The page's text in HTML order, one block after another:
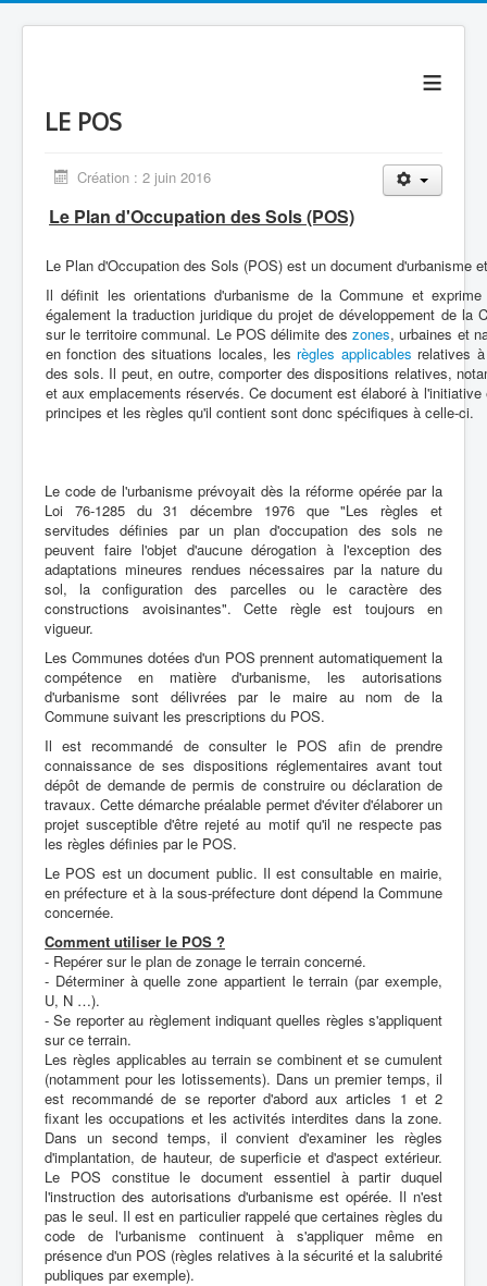
≡
LE POS
Création : 2 juin 2016
Le Plan d'Occupation des Sols (POS)
Le Plan d'Occupation des Sols (POS) est un document d'urbanisme
Il définit les orientations d'urbanisme de la Commune et
également la traduction juridique du projet de développement de la
sur le territoire communal. Le POS délimite des zones, urbaines et
en fonction des situations locales, les règles applicables relatives
des sols. Il peut, en outre, comporter des dispositions relatives,
et aux emplacements réservés. Ce document est élaboré à
principes et les règles qu'il contient sont donc spécifiques à celle-ci.
Le code de l'urbanisme prévoyait dès la réforme opérée par la
Loi 76-1285 du 31 décembre 1976 que "Les règles et
servitudes définies par un plan d'occupation des sols ne
peuvent faire l'objet d'aucune dérogation à l'exception des
adaptations mineures rendues nécessaires par la nature du
sol, la configuration des parcelles ou le caractère des
constructions avoisinantes". Cette règle est toujours en
vigueur.
Les Communes dotées d'un POS prennent automatiquement la
compétence en matière d'urbanisme, les autorisations
d'urbanisme sont délivrées par le maire au nom de la
Commune suivant les prescriptions du POS.
Il est recommandé de consulter le POS afin de prendre
connaissance de ses dispositions réglementaires avant tout
dépôt de demande de permis de construire ou déclaration de
travaux. Cette démarche préalable permet d'éviter d'élaborer un
projet susceptible d'être rejeté au motif qu'il ne respecte pas
les règles définies par le POS.
Le POS est un document public. Il est consultable en mairie,
en préfecture et à la sous-préfecture dont dépend la Commune
concernée.
Comment utiliser le POS ?
- Repérer sur le plan de zonage le terrain concerné.
- Déterminer à quelle zone appartient le terrain (par exemple,
U, N …).
- Se reporter au règlement indiquant quelles règles s'appliquent
sur ce terrain.
Les règles applicables au terrain se combinent et se cumulent
(notamment pour les lotissements). Dans un premier temps, il
est recommandé de se reporter d'abord aux articles 1 et 2
fixant les occupations et les activités interdites dans la zone.
Dans un second temps, il convient d'examiner les règles
d'implantation, de hauteur, de superficie et d'aspect extérieur.
Le POS constitue le document essentiel à partir duquel
l'instruction des autorisations d'urbanisme est opérée. Il n'est
pas le seul. Il est en particulier rappelé que certaines règles du
code de l'urbanisme continuent à s'appliquer même en
présence d'un POS (règles relatives à la sécurité et la salubrité
publiques par exemple).